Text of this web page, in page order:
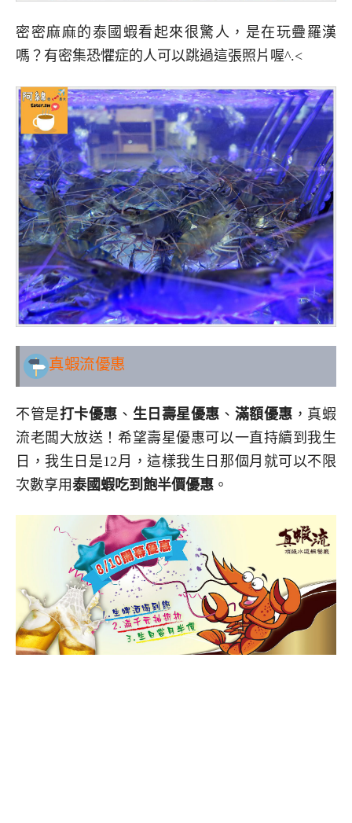
密密麻麻的泰國蝦看起來很驚人，是在玩疊羅漢
嗎？有密集恐懼症的人可以跳過這張照片喔^.<
真蝦流優惠
不管是打卡優惠 、 生日壽星優惠 、 滿額優惠 ，真蝦
流老闆大放送！希望壽星優惠可以一直持續到我生
日，我生日是12月，這樣我生日那個月就可以不限
次數享用泰國蝦吃到飽半價優惠 。